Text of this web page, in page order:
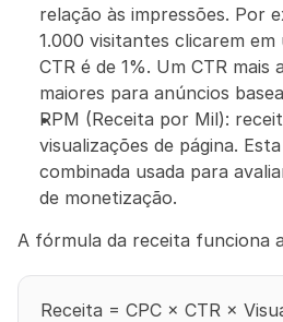
relação às impressões. Por
1.000 visitantes clicarem
CTR é de 1%. Um CTR mais
maiores para anúncios
RPM (Receita por Mil):
visualizações de página.
combinada usada para
de monetização.
A fórmula da receita funciona
Receita = CPC × CTR ×